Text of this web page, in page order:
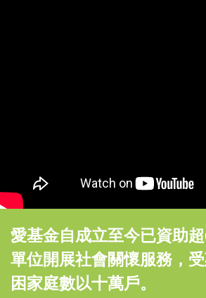
愛基金自成立至今已資助
單位開展社會關懷服務，
困家庭數以十萬戶。